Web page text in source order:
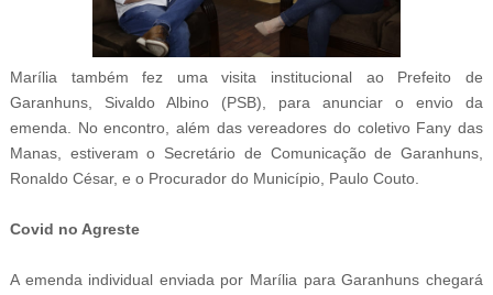
Marília também fez uma visita institucional ao Prefeito de
Garanhuns, Sivaldo Albino (PSB), para anunciar o envio da
emenda. No encontro, além das vereadores do coletivo Fany das
Manas, estiveram o Secretário de Comunicação de Garanhuns,
Ronaldo César, e o Procurador do Município, Paulo Couto.
Covid no Agreste
A emenda individual enviada por Marília para Garanhuns chegará